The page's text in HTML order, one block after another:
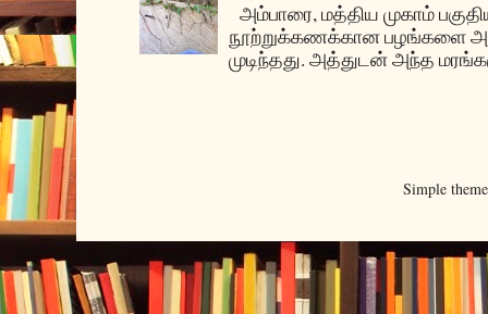
அம்பாரை, மத்திய முகாம்
நூற்றுக்கணக்கான பழங்களை
முடிந்தது. அத்துடன் அந்த
Simple